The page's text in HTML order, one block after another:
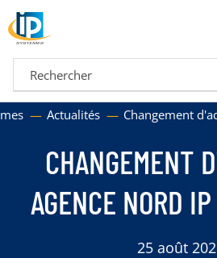
CHANGEMENT
AGENCE NORD
Actualités Changement
25 août